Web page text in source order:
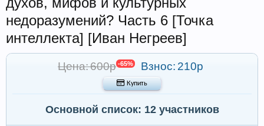
недоразумений? Часть 6 [Точка
интеллекта] [Иван Негреев]
Цена: 600р -65% Взнос: 210р
 Купить
Основной список: 12 участников